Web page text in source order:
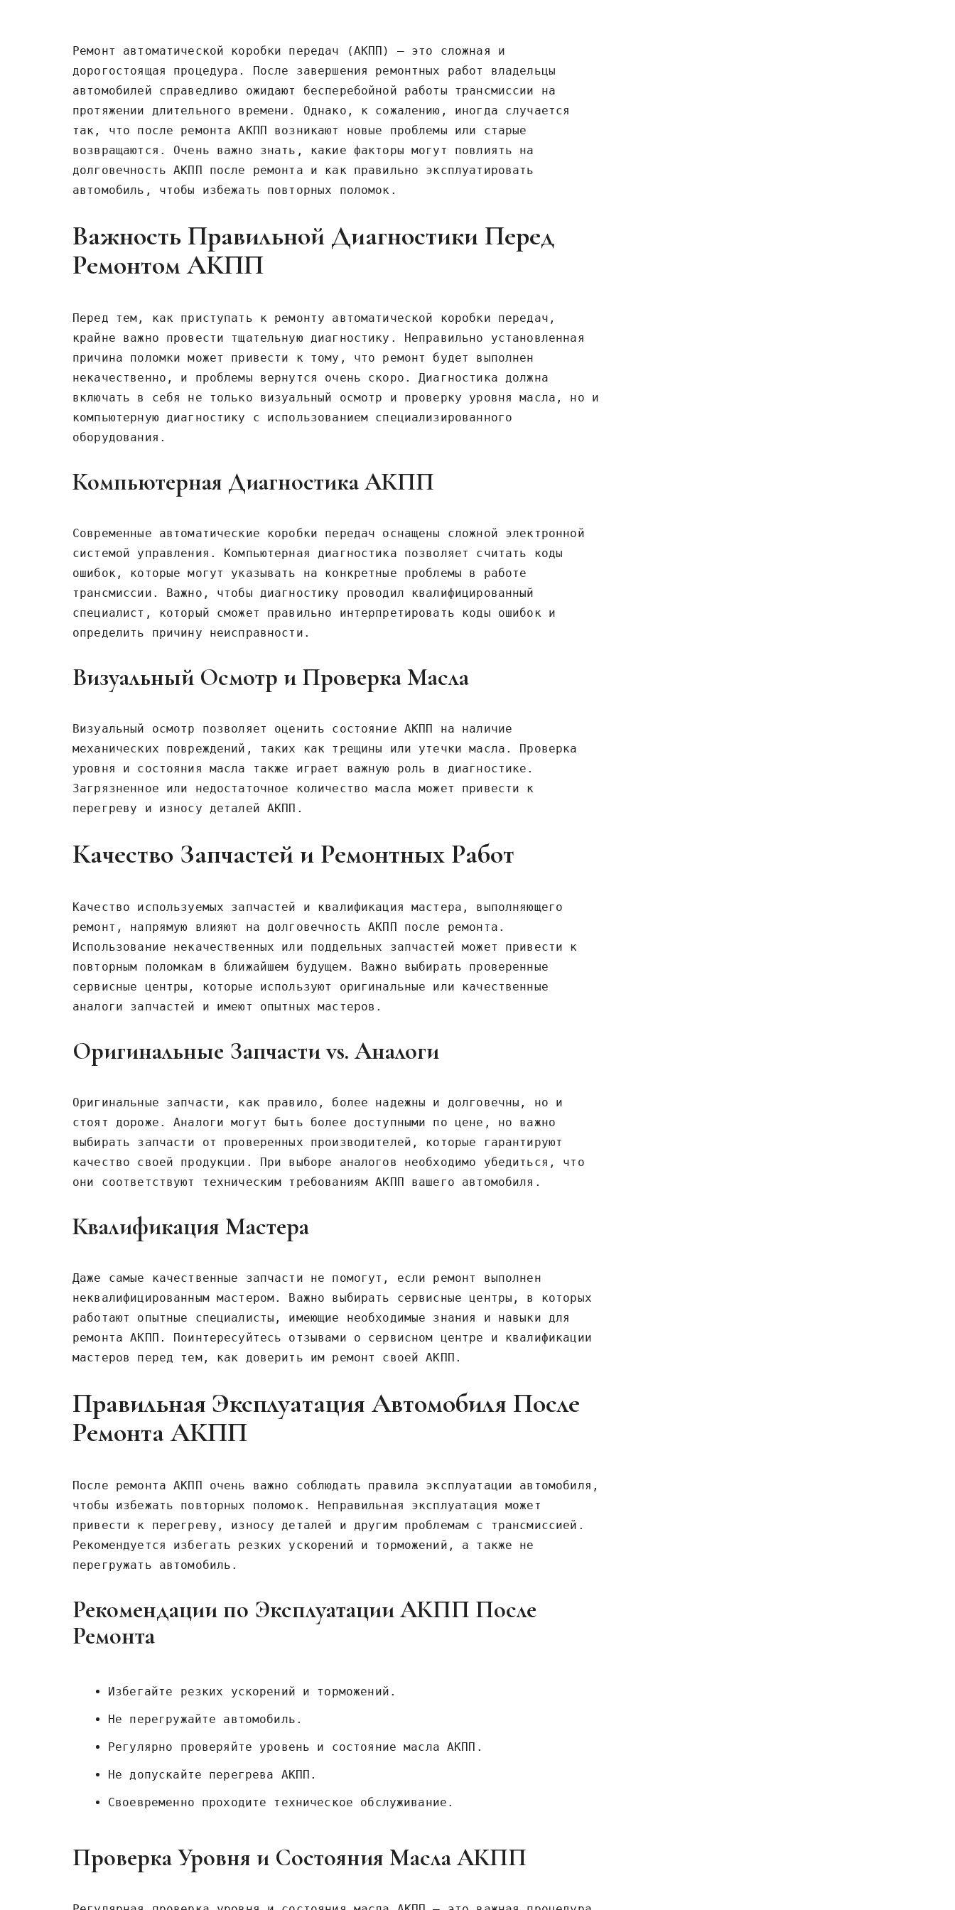
Ремонт автоматической коробки передач (АКПП) – это сложная и
дорогостоящая процедура. После завершения ремонтных работ владельцы
автомобилей справедливо ожидают бесперебойной работы трансмиссии на
протяжении длительного времени. Однако, к сожалению, иногда случается
так, что после ремонта АКПП возникают новые проблемы или старые
возвращаются. Очень важно знать, какие факторы могут повлиять на
долговечность АКПП после ремонта и как правильно эксплуатировать
автомобиль, чтобы избежать повторных поломок.
Важность Правильной Диагностики Перед
Ремонтом АКПП
Перед тем, как приступать к ремонту автоматической коробки передач,
крайне важно провести тщательную диагностику. Неправильно установленная
причина поломки может привести к тому, что ремонт будет выполнен
некачественно, и проблемы вернутся очень скоро. Диагностика должна
включать в себя не только визуальный осмотр и проверку уровня масла, но и
компьютерную диагностику с использованием специализированного
оборудования.
Компьютерная Диагностика АКПП
Современные автоматические коробки передач оснащены сложной электронной
системой управления. Компьютерная диагностика позволяет считать коды
ошибок, которые могут указывать на конкретные проблемы в работе
трансмиссии. Важно, чтобы диагностику проводил квалифицированный
специалист, который сможет правильно интерпретировать коды ошибок и
определить причину неисправности.
Визуальный Осмотр и Проверка Масла
Визуальный осмотр позволяет оценить состояние АКПП на наличие
механических повреждений, таких как трещины или утечки масла. Проверка
уровня и состояния масла также играет важную роль в диагностике.
Загрязненное или недостаточное количество масла может привести к
перегреву и износу деталей АКПП.
Качество Запчастей и Ремонтных Работ
Качество используемых запчастей и квалификация мастера, выполняющего
ремонт, напрямую влияют на долговечность АКПП после ремонта.
Использование некачественных или поддельных запчастей может привести к
повторным поломкам в ближайшем будущем. Важно выбирать проверенные
сервисные центры, которые используют оригинальные или качественные
аналоги запчастей и имеют опытных мастеров.
Оригинальные Запчасти vs. Аналоги
Оригинальные запчасти, как правило, более надежны и долговечны, но и
стоят дороже. Аналоги могут быть более доступными по цене, но важно
выбирать запчасти от проверенных производителей, которые гарантируют
качество своей продукции. При выборе аналогов необходимо убедиться, что
они соответствуют техническим требованиям АКПП вашего автомобиля.
Квалификация Мастера
Даже самые качественные запчасти не помогут, если ремонт выполнен
неквалифицированным мастером. Важно выбирать сервисные центры, в которых
работают опытные специалисты, имеющие необходимые знания и навыки для
ремонта АКПП. Поинтересуйтесь отзывами о сервисном центре и квалификации
мастеров перед тем, как доверить им ремонт своей АКПП.
Правильная Эксплуатация Автомобиля После
Ремонта АКПП
После ремонта АКПП очень важно соблюдать правила эксплуатации автомобиля,
чтобы избежать повторных поломок. Неправильная эксплуатация может
привести к перегреву, износу деталей и другим проблемам с трансмиссией.
Рекомендуется избегать резких ускорений и торможений, а также не
перегружать автомобиль.
Рекомендации по Эксплуатации АКПП После
Ремонта
Избегайте резких ускорений и торможений.
Не перегружайте автомобиль.
Регулярно проверяйте уровень и состояние масла АКПП.
Не допускайте перегрева АКПП.
Своевременно проходите техническое обслуживание.
Проверка Уровня и Состояния Масла АКПП